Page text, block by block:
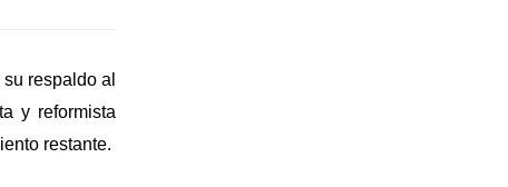
respaldo al
y reformista
restante.